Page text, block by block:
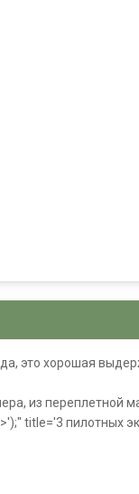
это хорошая
из переплетной
title='3 пилотных